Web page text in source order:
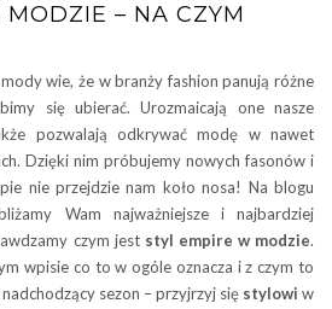
– NA CZYM
wie, że w branży fashion panują różne
się ubierać. Urozmaicają one nasze
pozwalają odkrywać modę w nawet
Dzięki nim próbujemy nowych fasonów i
nie przejdzie nam koło nosa! Na blogu
Wam najważniejsze i najbardziej
czym jest styl empire w modzie.
wpisie co to w ogóle oznacza i z czym to
sezon – przyjrzyj się stylowi w